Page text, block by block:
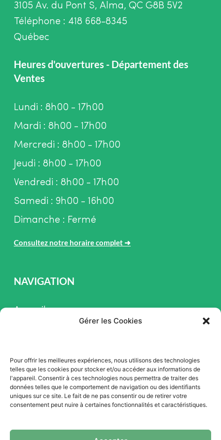
Gérer les Cookies
Pour offrir les meilleures expériences, nous utilisons des technologies
telles que les cookies pour stocker et/ou accéder aux informations de
l'appareil. Consentir à ces technologies nous permettra de traiter des
données telles que le comportement de navigation ou des identifiants
uniques sur ce site. Le fait de ne pas consentir ou de retirer votre
consentement peut nuire à certaines fonctionnalités et caractéristiques.
3105 Av. du Pont S, Alma, QC G8B 5V2
Téléphone : 418 668-8345
Québec
Heures d'ouvertures - Département des
Ventes
Lundi : 8h00 - 17h00
Mardi : 8h00 - 17h00
Mercredi : 8h00 - 17h00
Jeudi : 8h00 - 17h00
Vendredi : 8h00 - 17h00
Samedi : 9h00 - 16h00
Dimanche : Fermé
Consultez notre horaire complet ➜
NAVIGATION
Accueil
Promotion
Blogue
Nous contacter